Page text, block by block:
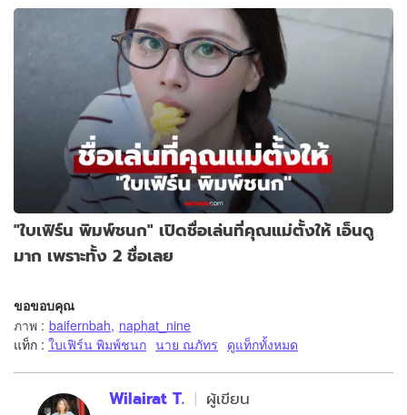
"ใบเฟิร์น พิมพ์ชนก" เปิดชื่อเล่นที่คุณแม่ตั้งให้ เอ็นดู
มาก เพราะทั้ง 2 ชื่อเลย
ขอขอบคุณ
ภาพ : baifernbah, naphat_nine
แท็ก : ใบเฟิร์น พิมพ์ชนก นาย ณภัทร ดูแท็กทั้งหมด
Wilairat T. ผู้เขียน